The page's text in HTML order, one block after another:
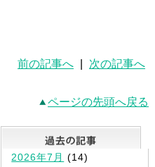
前の記事へ 次の記事へ
ページの先頭へ戻る
最新記事一覧
2026年7月 (14)